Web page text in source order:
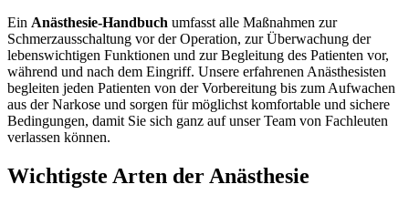
Ein Anästhesie-Handbuch umfasst alle Maßnahmen zur
Schmerzausschaltung vor der Operation, zur Überwachung der
lebenswichtigen Funktionen und zur Begleitung des Patienten vor,
während und nach dem Eingriff. Unsere erfahrenen Anästhesisten
begleiten jeden Patienten von der Vorbereitung bis zum Aufwachen
aus der Narkose und sorgen für möglichst komfortable und sichere
Bedingungen, damit Sie sich ganz auf unser Team von Fachleuten
verlassen können.
Wichtigste Arten der Anästhesie